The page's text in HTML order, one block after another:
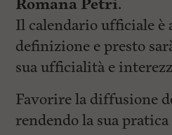
Romana Petri.
Il calendario ufficiale è
definizione e presto
sua ufficialità e
Favorire la diffusione
rendendo la sua